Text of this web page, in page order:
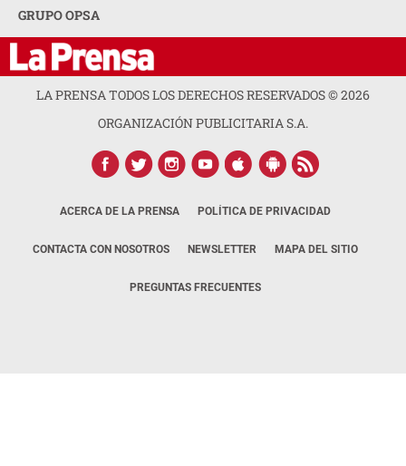
GRUPO OPSA
LA PRENSA TODOS LOS DERECHOS RESERVADOS ©2026
ORGANIZACIÓN PUBLICITARIA S.A.
ACERCA DE LA PRENSA POLÍTICA DE PRIVACIDAD
CONTACTA CON NOSOTROS NEWSLETTER MAPA DEL SITIO
PREGUNTAS FRECUENTES